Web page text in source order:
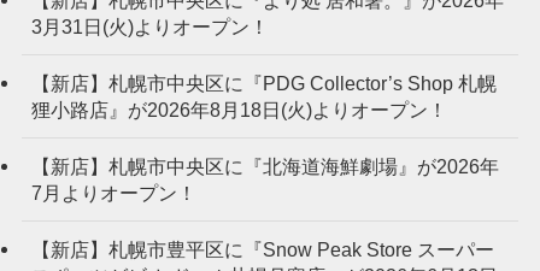
3月31日(火)よりオープン！
【新店】札幌市中央区に『PDG Collector’s Shop 札幌
狸小路店』が2026年8月18日(火)よりオープン！
【新店】札幌市中央区に『北海道海鮮劇場』が2026年
7月よりオープン！
【新店】札幌市豊平区に『Snow Peak Store スーパー